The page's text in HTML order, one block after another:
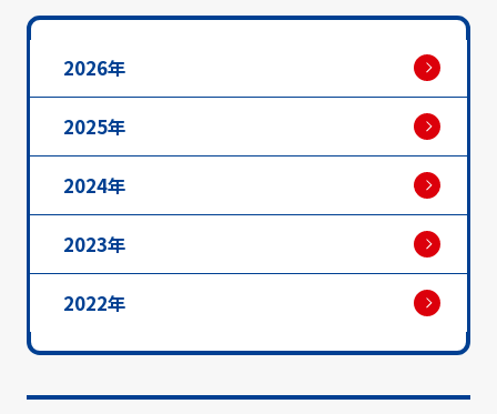
2026年
2025年
2024年
2023年
2022年